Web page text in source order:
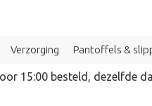
Verzorging Pantoffels &
15:00 besteld, dezelfde